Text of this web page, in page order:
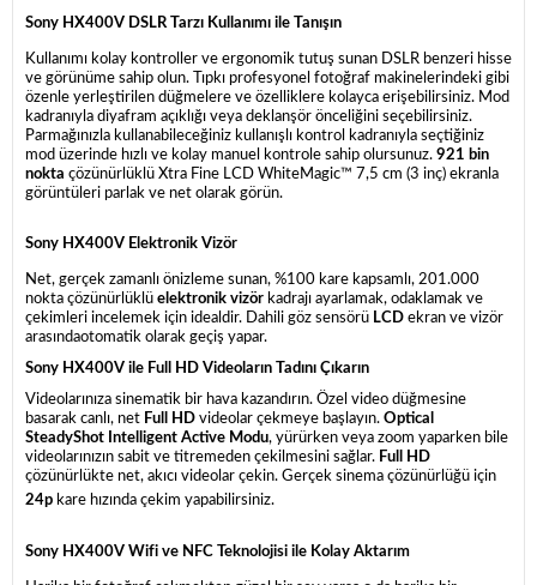
Sony HX400V DSLR Tarzı Kullanımı ile Tanışın
Kullanımı kolay kontroller ve ergonomik tutuş sunan DSLR benzeri hisse
ve görünüme sahip olun. Tıpkı profesyonel fotoğraf makinelerindeki gibi
özenle yerleştirilen düğmelere ve özelliklere kolayca erişebilirsiniz. Mod
kadranıyla diyafram açıklığı veya deklanşör önceliğini seçebilirsiniz.
Parmağınızla kullanabileceğiniz kullanışlı kontrol kadranıyla seçtiğiniz
mod üzerinde hızlı ve kolay manuel kontrole sahip olursunuz. 921 bin
nokta çözünürlüklü Xtra Fine LCD WhiteMagic™ 7,5 cm (3 inç) ekranla
görüntüleri parlak ve net olarak görün.
Sony HX400V Elektronik Vizör
Net, gerçek zamanlı önizleme sunan, %100 kare kapsamlı, 201.000
nokta çözünürlüklü elektronik vizör kadrajı ayarlamak, odaklamak ve
çekimleri incelemek için idealdir. Dahili göz sensörü LCD ekran ve vizör
arasındaotomatik olarak geçiş yapar.
Sony HX400V ile Full HD Videoların Tadını Çıkarın
Videolarınıza sinematik bir hava kazandırın. Özel video düğmesine
basarak canlı, net Full HD videolar çekmeye başlayın. Optical
SteadyShot Intelligent Active Modu, yürürken veya zoom yaparken bile
videolarınızın sabit ve titremeden çekilmesini sağlar. Full HD
çözünürlükte net, akıcı videolar çekin. Gerçek sinema çözünürlüğü için
24p kare hızında çekim yapabilirsiniz.
Sony HX400V Wifi ve NFC Teknolojisi ile Kolay Aktarım